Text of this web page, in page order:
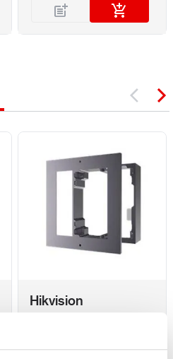
Hikvision
Voor 18:00 besteld